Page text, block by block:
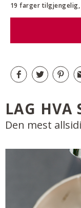
19 farger tilgjengelig,
LAG HVA
Den mest